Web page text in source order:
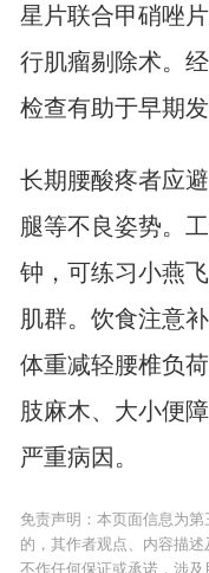
星片联合甲硝唑
行肌瘤剔除术。
检查有助于早期发
长期腰酸疼者应
腿等不良姿势。
钟，可练习小燕
肌群。饮食注意
体重减轻腰椎负
肢麻木、大小便
严重病因。
免责声明：本页面信息为
的，其作者观点、内容描
不作任何保证或承诺，涉